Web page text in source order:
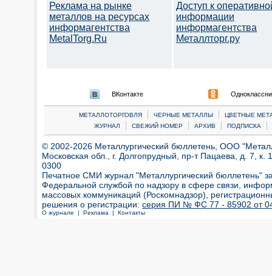
Реклама на рынке
металлов на ресурсах
информагентства
MetalTorg.Ru
Доступ к
информации
информагентства
Металлторг.ру
ВКонтакте
МЕТАЛЛОТОРГОВЛЯ | ЧЕРНЫЕ МЕТАЛЛЫ |
ЦВЕТНЫЕ
ЖУРНАЛ
| СВЕЖИЙ НОМЕР | АРХИВ | ПОДПИСКА |
© 2002-2026 Металлургический бюллетень, ООО
Московская обл., г. Долгопрудный, пр-т Пацаева, д. 7,
0300
Печатное СМИ журнал "Металлургический бюллетень"
Федеральной службой по надзору в сфере связи,
массовых коммуникаций (Роскомнадзор),
решения о регистрации: серия ПИ № ФС 77 - 85902 от 04
О журнале | Реклама | Контакты